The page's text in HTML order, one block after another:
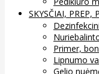
SKYSČIAI, PREP,
Primer,
Lipnumo
Gelio